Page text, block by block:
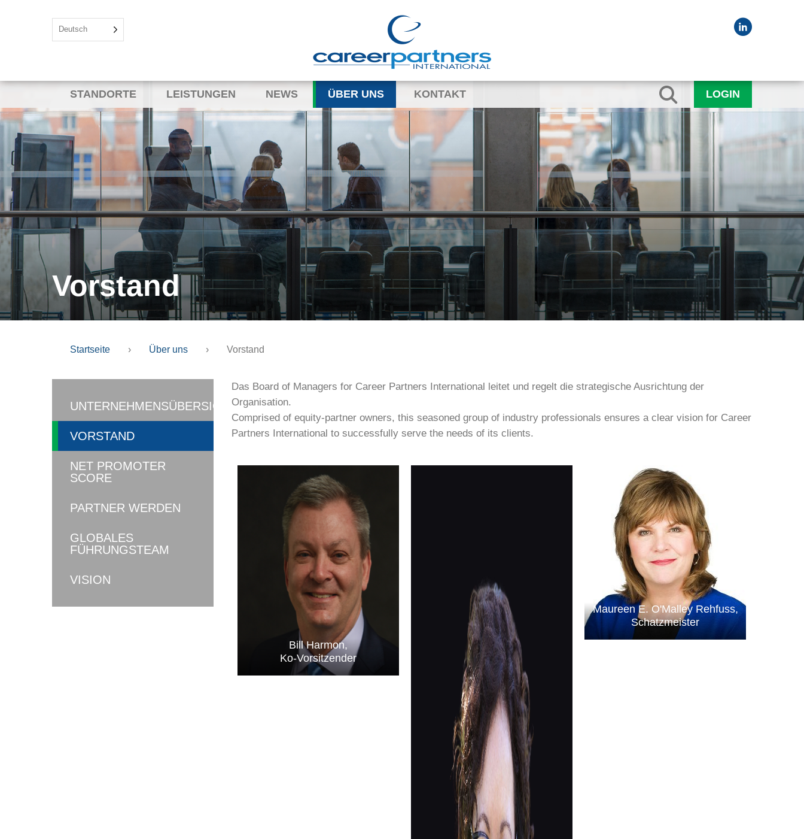
Deutsch
STANDORTE LEISTUNGEN NEWS ÜBER UNS KONTAKT LOGIN
Vorstand
Startseite › Über uns › Vorstand
UNTERNEHMENSÜBERSICHT
VORSTAND
NET PROMOTER
SCORE
PARTNER WERDEN
GLOBALES
FÜHRUNGSTEAM
VISION
Das Board of Managers for Career Partners International leitet und regelt die strategische Ausrichtung der
Organisation.
Comprised of equity-partner owners, this seasoned group of industry professionals ensures a clear vision for Career
Partners International to successfully serve the needs of its clients.
Bill Harmon,
Ko-Vorsitzender
Maureen E. O'Malley Rehfuss,
Schatzmeister